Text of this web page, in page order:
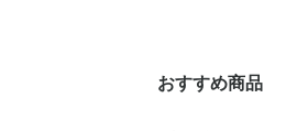
おすすめ商品